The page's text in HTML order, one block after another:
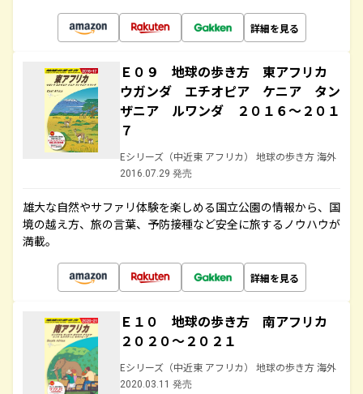
詳細を見る
Ｅ０９ 地球の歩き方 東アフリカ
ウガンダ エチオピア ケニア タン
ザニア ルワンダ ２０１６～２０１
７
Eシリーズ（中近東 アフリカ） 地球の歩き方 海外
2016.07.29 発売
雄大な自然やサファリ体験を楽しめる国立公園の情報から、国
境の越え方、旅の言葉、予防接種など安全に旅するノウハウが
満載。
詳細を見る
Ｅ１０ 地球の歩き方 南アフリカ
２０２０～２０２１
Eシリーズ（中近東 アフリカ） 地球の歩き方 海外
2020.03.11 発売